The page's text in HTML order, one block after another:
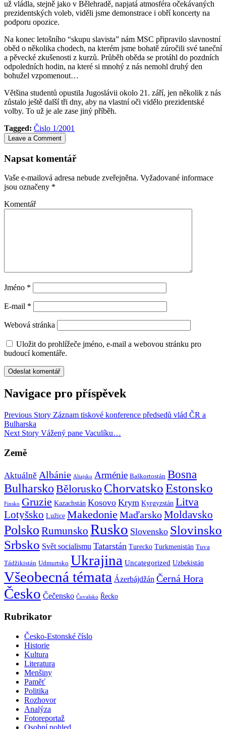
už vládla, stejně jako v Bělehradě, napjatá atmosféra očekávaných
prezidentských voleb, viděli jsme demonstrace i obří koncerty na
podporu opozice.
Na konec letošního “skupu slavista” nám MSC připravilo slavnostní
oběd o několika chodech, na kterém jsme bohatě zúročili své taneční
a pěvecké zkušenosti z kurzů. Průběh oběda se protáhl do pozdních
odpoledních hodin, na které si mnohý z nás nemohl druhý den
bohužel vzpomenout…
Většina studentů opustila Jugoslávii okolo 21. září, jen několik z nás
zůstalo ještě další tři dny, aby na vlastní oči vidělo prezidentské
volby. To už je ale zase jiný příběh.
Tagged: Čislo 1/2001
Leave a Comment
Napsat komentář
Vaše e-mailová adresa nebude zveřejněna. Vyžadované informace
jsou označeny *
Komentář
Jméno *
E-mail *
Webová stránka
Uložit do prohlížeče jméno, e-mail a webovou stránku pro
budoucí komentáře.
Navigace pro příspěvek
Previous Story Záznam tiskové konference předsedů vlád ČR a
Bulharska
Next Story Vážený pane Vaculíku…
Země
Aktuálně Albánie Altajsko Arménie Baškortostán Bosna
Bulharsko Bělorusko ChorvatskoEstonsko
Finsko Gruzie Kazachstán Kosovo Krym Kyrgyzstán Litva
Lotyšsko Lužice Makedonie MaďarskoMoldavsko
Polsko Rumunsko Rusko Slovensko Slovinsko
Srbsko Svět socialismu Tatarstán Turecko Turkmenistán Tuva
Tádžikistán Udmurtsko Ukrajina Uncategorized Uzbekistán
Všeobecná témata Ázerbájdžán Černá Hora
Česko Čečensko Čuvašsko Řecko
Rubrikator
Česko-Estonské číslo
Historie
Kultura
Literatura
Menšiny
Paměť
Politika
Rozhovor
Analýza
Fotoreportaž
Osobní pohled